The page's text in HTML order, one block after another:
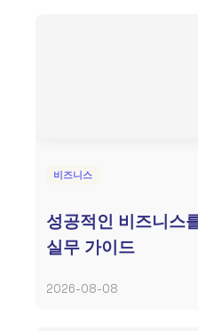
비즈니스
성공적인 비즈니스
실무 가이드
2026-08-08